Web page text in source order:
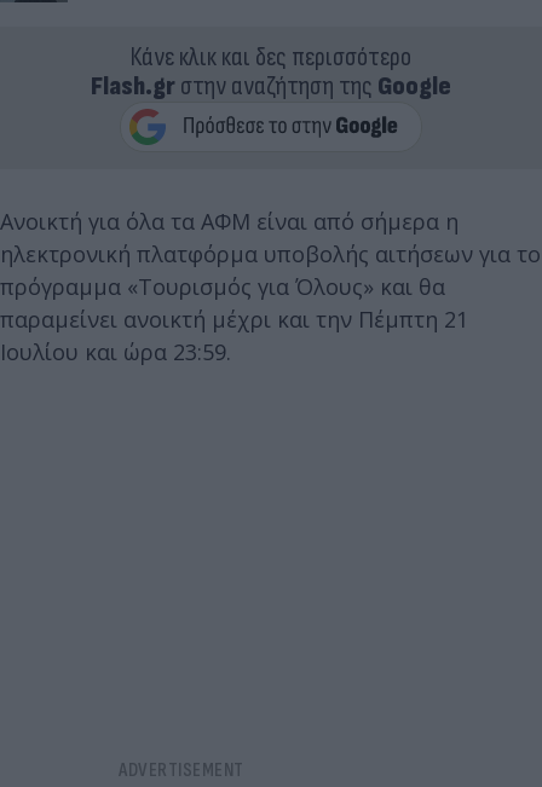
Κάνε κλικ και δες περισσότερο
Flash.grστην αναζήτηση της Google
Ανοικτή για όλα τα ΑΦΜ είναι από σήμερα η
ηλεκτρονική πλατφόρμα υποβολής αιτήσεων για το
πρόγραμμα «Τουρισμός για Όλους» και θα
παραμείνει ανοικτή μέχρι και την Πέμπτη 21
Ιουλίου και ώρα 23:59.